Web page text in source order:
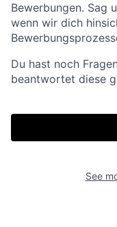
Bewerbungen. Sag
wenn wir dich
Du hast noch
beantwortet diese
See